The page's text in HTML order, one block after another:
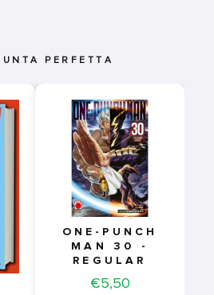
PERFETTA
ONE-PUNCH
MAN 30 -
REGULAR
Price
€5,50